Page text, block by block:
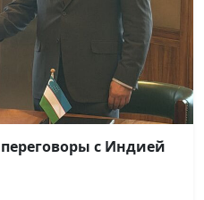
с Индией